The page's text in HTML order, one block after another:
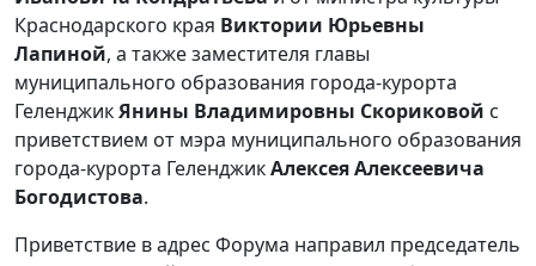
Краснодарского края Виктории Юрьевны
Лапиной, а также заместителя главы
муниципального образования города-курорта
ГеленджикЯнины Владимировны Скориковой с
приветствием от мэра муниципального образования
города-курорта ГеленджикАлексея Алексеевича
Богодистова.
Приветствие в адрес Форума направил председатель